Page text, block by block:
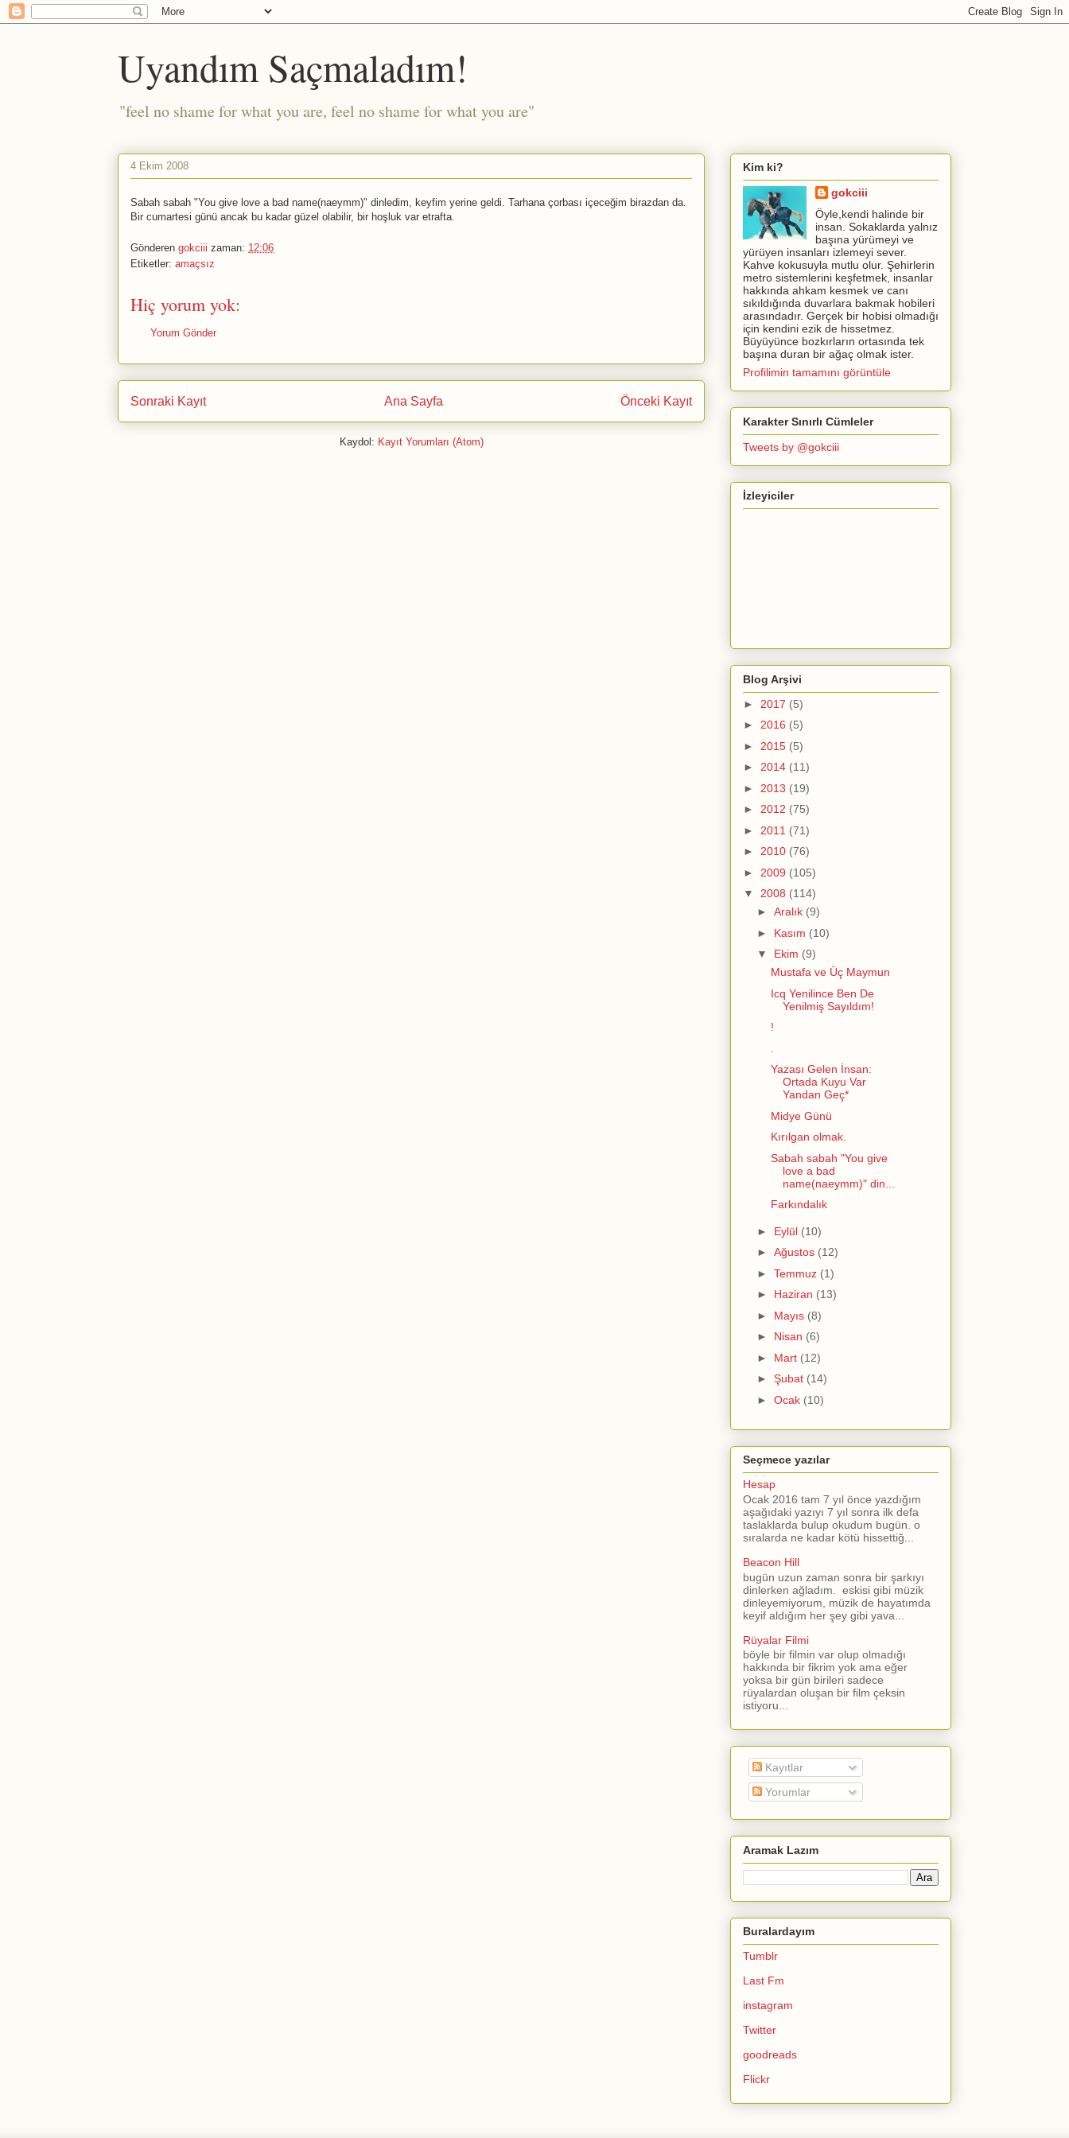
Uyandım Saçmaladım!
"feel no shame for what you are, feel no shame for what you are"
4 Ekim 2008
Sabah sabah "You give love a bad name(naeymm)" dinledim, keyfim yerine geldi. Tarhana çorbası içeceğim birazdan da.
Bir cumartesi günü ancak bu kadar güzel olabilir, bir hoşluk var etrafta.
Gönderen gokciii zaman: 12:06
Etiketler: amaçsız
Hiç yorum yok:
Yorum Gönder
Sonraki Kayıt Önceki Kayıt
Ana Sayfa
Kaydol: Kayıt Yorumları (Atom)
Kim ki?
gokciii
Öyle,kendi halinde bir
insan. Sokaklarda yalnız
başına yürümeyi ve
yürüyen insanları izlemeyi sever.
Kahve kokusuyla mutlu olur. Şehirlerin
metro sistemlerini keşfetmek, insanlar
hakkında ahkam kesmek ve canı
sıkıldığında duvarlara bakmak hobileri
arasındadır. Gerçek bir hobisi olmadığı
için kendini ezik de hissetmez.
Büyüyünce bozkırların ortasında tek
başına duran bir ağaç olmak ister.
Profilimin tamamını görüntüle
Karakter Sınırlı Cümleler
Tweets by @gokciii
İzleyiciler
Blog Arşivi
► 2017 (5)
► 2016 (5)
► 2015 (5)
► 2014 (11)
► 2013 (19)
► 2012 (75)
► 2011 (71)
► 2010 (76)
► 2009 (105)
▼ 2008 (114)
► Aralık (9)
► Kasım (10)
▼ Ekim (9)
Mustafa ve Üç Maymun
Icq Yenilince Ben De
Yenilmiş Sayıldım!
!
Yazası Gelen İnsan:
Ortada Kuyu Var
Yandan Geç*
Midye Günü
Kırılgan olmak.
Sabah sabah "You give
love a bad
name(naeymm)" din...
Farkındalık
► Eylül (10)
► Ağustos (12)
► Temmuz (1)
► Haziran (13)
► Mayıs (8)
► Nisan (6)
► Mart (12)
► Şubat (14)
► Ocak (10)
Seçmece yazılar
Hesap
Ocak 2016 tam 7 yıl önce yazdığım
aşağıdaki yazıyı 7 yıl sonra ilk defa
taslaklarda bulup okudum bugün. o
sıralarda ne kadar kötü hissettiğ...
Beacon Hill
bugün uzun zaman sonra bir şarkıyı
dinlerken ağladım. eskisi gibi müzik
dinleyemiyorum, müzik de hayatımda
keyif aldığım her şey gibi yava...
Rüyalar Filmi
böyle bir filmin var olup olmadığı
hakkında bir fikrim yok ama eğer
yoksa bir gün birileri sadece
rüyalardan oluşan bir film çeksin
istiyoru...
Kayıtlar
Yorumlar
Aramak Lazım
Buralardayım
Tumblr
Last Fm
instagram
Twitter
goodreads
Flickr